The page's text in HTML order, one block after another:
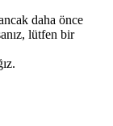
daha önce
lütfen bir